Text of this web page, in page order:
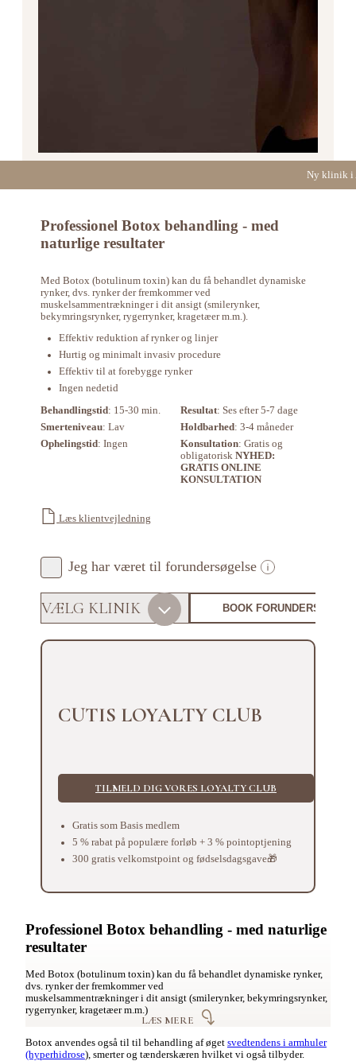
Ny klinik i
Professionel Botox behandling - med
naturlige resultater
Med Botox (botulinum toxin) kan du få behandlet dynamiske
rynker, dvs. rynker der fremkommer ved
muskelsammentrækninger i dit ansigt (smilerynker,
bekymringsrynker, rygerrynker, kragetæer m.m.).
Effektiv reduktion af rynker og linjer
Hurtig og minimalt invasiv procedure
Effektiv til at forebygge rynker
Ingen nedetid
Behandlingstid: 15-30 min. Resultat: Ses efter 5-7 dage
Smerteniveau: Lav Holdbarhed: 3-4 måneder
Ophelingstid: Ingen Konsultation: Gratis og
obligatorisk NYHED:
GRATIS ONLINE
KONSULTATION
Læs klientvejledning
Jeg har været til forundersøgelse
CUTIS LOYALTY CLUB
TILMELD DIG VORES LOYALTY CLUB
Gratis som Basis medlem
5 % rabat på populære forløb + 3 % pointoptjening
300 gratis velkomstpoint og fødselsdagsgave🎁
Professionel Botox behandling - med naturlige
resultater
Med Botox (botulinum toxin) kan du få behandlet dynamiske rynker,
dvs. rynker der fremkommer ved
muskelsammentrækninger i dit ansigt (smilerynker, bekymringsrynker,
rygerrynker, kragetæer m.m.)
LÆS MERE
Botox anvendes også til til behandling af øget svedtendens i armhuler
(hyperhidrose), smerter og tænderskæren hvilket vi også tilbyder.